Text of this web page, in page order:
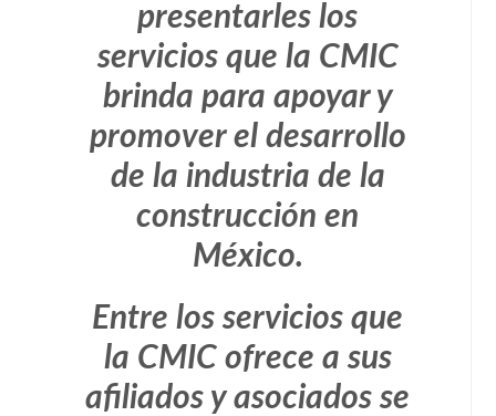
presentarles los
servicios que la CMIC
brinda para apoyar y
promover el desarrollo
de la industria de la
construcción en
México.
Entre los servicios que
la CMIC ofrece a sus
afiliados y asociados se